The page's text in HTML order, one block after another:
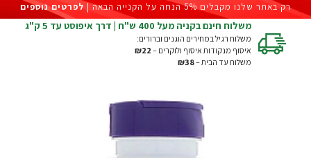
רק באתר שלנו מקבלים 5% הנחה על הקנייה הבאה |
לפרטים נוספים
משלוח חינם בקניה מעל 400 ש"ח | דרך איפוסט עד 5 ק"ג
משלוח רגיל במחירים הוגנים וברורים:
איסוף מנקודות איסוף ולוקרים – ₪22
משלוח עד הבית –₪38